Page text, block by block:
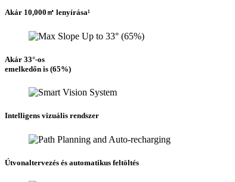
Akár 10,000㎡ lenyírása¹
Akár 33°-os
emelkedőn is (65%)
Intelligens vizuális rendszer
Útvonaltervezés és automatikus feltöltés